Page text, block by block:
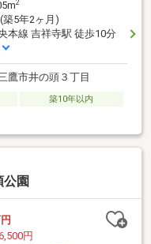
2
築5年2ヶ月)
本線 吉祥寺駅 徒歩10分
鷹市井の頭３丁目
築10年以内
園
円